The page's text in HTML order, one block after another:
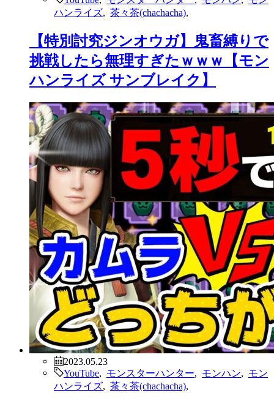
ハンライズ
茶々茶(chachacha)
【特別討究ジンオウガ】鬼畜縛りで
挑戦したら無理すぎたｗｗｗ【モン
ハンライズ サンブレイク】
2023.05.23
YouTube
モンスターハンター モンハン
モン
ハンライズ
茶々茶(chachacha)